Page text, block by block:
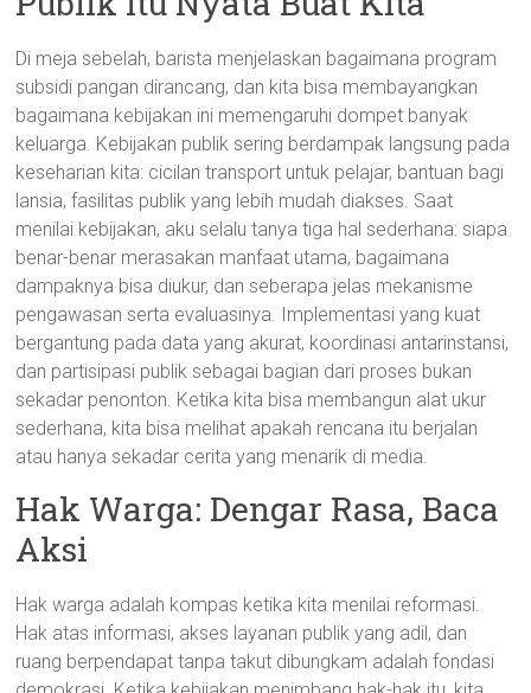
Di meja sebelah, barista menjelaskan bagaimana program
subsidi pangan dirancang, dan kita bisa membayangkan
bagaimana kebijakan ini memengaruhi dompet banyak
keluarga. Kebijakan publik sering berdampak langsung pada
keseharian kita: cicilan transport untuk pelajar, bantuan bagi
lansia, fasilitas publik yang lebih mudah diakses. Saat
menilai kebijakan, aku selalu tanya tiga hal sederhana: siapa
benar-benar merasakan manfaat utama, bagaimana
dampaknya bisa diukur, dan seberapa jelas mekanisme
pengawasan serta evaluasinya. Implementasi yang kuat
bergantung pada data yang akurat, koordinasi antarinstansi,
dan partisipasi publik sebagai bagian dari proses bukan
sekadar penonton. Ketika kita bisa membangun alat ukur
sederhana, kita bisa melihat apakah rencana itu berjalan
atau hanya sekadar cerita yang menarik di media.
Hak Warga: Dengar Rasa, Baca
Aksi
Hak warga adalah kompas ketika kita menilai reformasi.
Hak atas informasi, akses layanan publik yang adil, dan
ruang berpendapat tanpa takut dibungkam adalah fondasi